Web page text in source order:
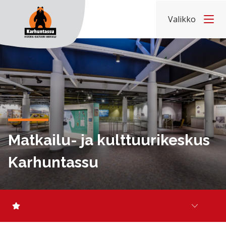
Hyppää sisältöön
Etusivu
Valikko
Matkailu- ja kulttuurikeskus
Karhuntassu